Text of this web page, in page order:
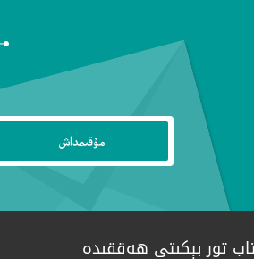
تور بېكىتى ھەققىدە